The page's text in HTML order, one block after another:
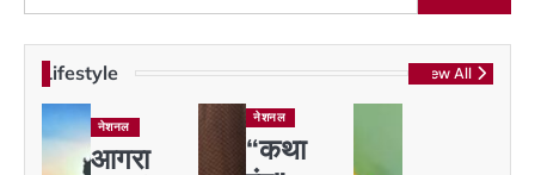
Lifestyle View All
नेशनल
आगरा
नेशनल
“कथा